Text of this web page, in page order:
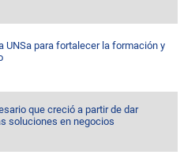
UNSa para fortalecer la formación y
que creció a partir de dar
soluciones en negocios